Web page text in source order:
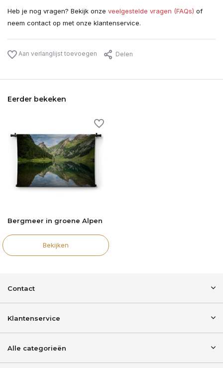
Heb je nog vragen? Bekijk onze veelgestelde vragen (FAQs) of
neem contact op met onze klantenservice.
Aan verlanglijst toevoegen Delen
Eerder bekeken
Bergmeer in groene Alpen
Bekijken
Contact
Klantenservice
Alle categorieën